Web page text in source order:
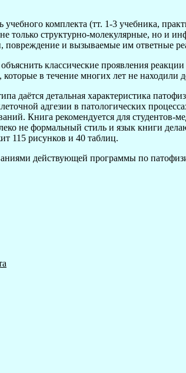
учебного комплекта (тт. 1-3 учебника,
только структурно-молекулярные, но и
и вызываемые им ответные
классические проявления
в течение многих лет не находили
даётся детальная характеристика
адгезии в патологических
Книга рекомендуется для
не формальный стиль и язык книги
115 рисунков и 40 таблиц.
действующей программы по